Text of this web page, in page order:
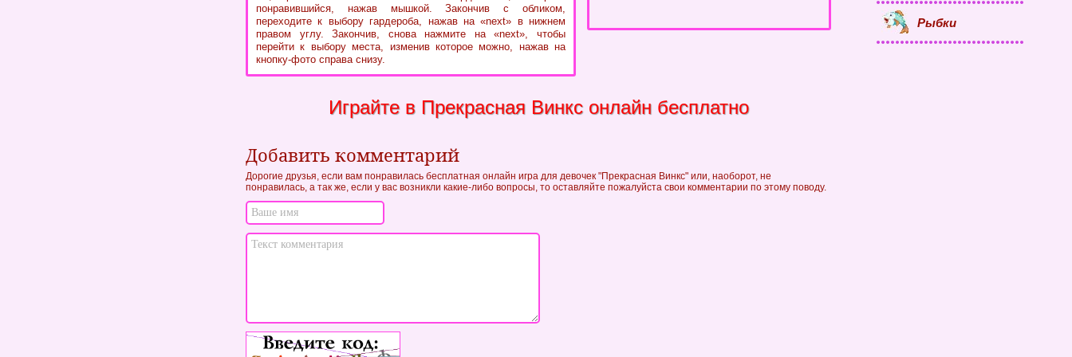
понравившийся, нажав мышкой. Закончив с обликом,
переходите к выбору гардероба, нажав на «next» в нижнем
правом углу. Закончив, снова нажмите на «next», чтобы
перейти к выбору места, изменив которое можно, нажав на
кнопку-фото справа снизу.
Играйте в Прекрасная Винкс онлайн бесплатно
Добавить комментарий
Дорогие друзья, если вам понравилась бесплатная онлайн игра для девочек "Прекрасная Винкс" или, наоборот, не
понравилась, а так же, если у вас возникли какие-либо вопросы, то оставляйте пожалуйста свои комментарии по этому поводу.
Рыбки